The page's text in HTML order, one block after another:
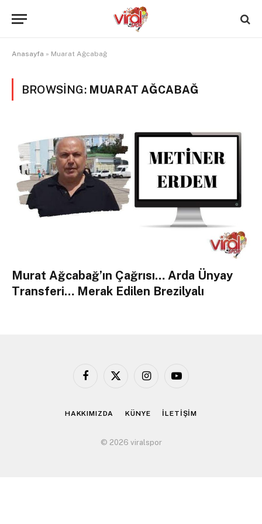
Anasayfa » Muarat Ağcabağ
BROWSING: MUARAT AĞCABAĞ
Murat Ağcabağ’ın Çağrısı… Arda Ünyay
Transferi… Merak Edilen Brezilyalı
Facebook
X
InstagramYouTube
HAKKIMIZDA KÜNYE İLETİŞİM
© 2026 viralspor